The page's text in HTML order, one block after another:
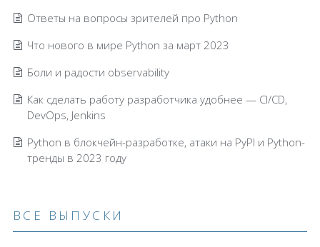
Ответы на вопросы зрителей про Python
Что нового в мире Python за март 2023
Боли и радости observability
Как сделать работу разработчика удобнее — CI/CD,
DevOps, Jenkins
Python в блокчейн-разработке, атаки на PyPI и Python-
тренды в 2023 году
ВСЕ ВЫПУСКИ